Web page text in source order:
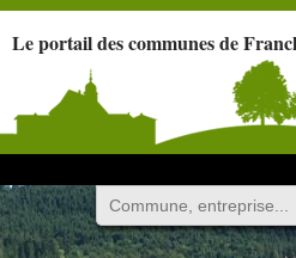
Le portail des communes de